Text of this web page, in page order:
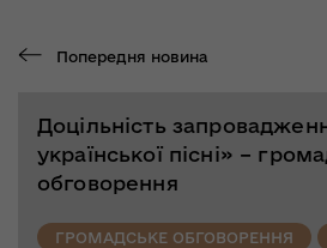
Попередня новина
Доцільність
української пісні» –
обговорення
ГРОМАДСЬКЕ ОБГОВОРЕННЯ